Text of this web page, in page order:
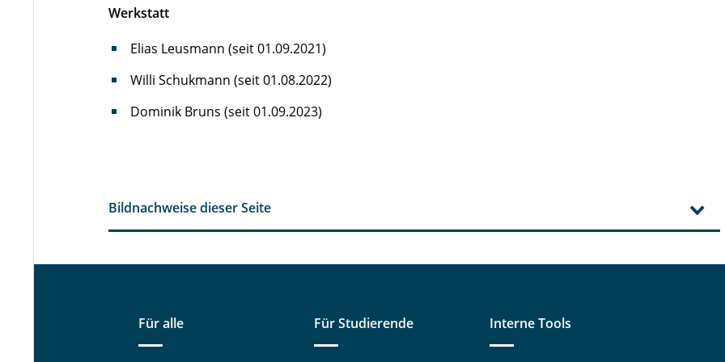
Werkstatt
Elias Leusmann (seit 01.09.2021)
Willi Schukmann (seit 01.08.2022)
Dominik Bruns (seit 01.09.2023)
Bildnachweise dieser Seite
Für alle Für Studierende Interne Tools